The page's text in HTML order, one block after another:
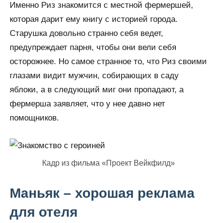
Именно Риз знакомится с местной фермершей,
которая дарит ему книгу с историей города.
Старушка довольно странно себя ведет,
предупреждает парня, чтобы они вели себя
осторожнее. Но самое странное то, что Риз своими
глазами видит мужчин, собирающих в саду
яблоки, а в следующий миг они пропадают, а
фермерша заявляет, что у нее давно нет
помощников.
Кадр из фильма «Проект Вейкфилд»
Маньяк – хорошая реклама
для отеля